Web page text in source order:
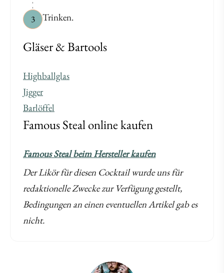
3 Trinken.
Gläser & Bartools
Highballglas
Jigger
Barlöffel
Famous Steal online kaufen
Famous Steal beim Hersteller kaufen
Der Likör für diesen Cocktail wurde uns für
redaktionelle Zwecke zur Verfügung gestellt,
Bedingungen an einen eventuellen Artikel gab es
nicht.